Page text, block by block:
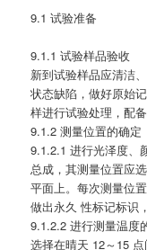
9.1 试验准备
9.1.1 试验样品验收
新到试验样品应清洁
状态缺陷，做好原始
样进行试验处理，配
9.1.2 测量位置的确定
9.1.2.1 进行光泽度、
总成，其测量位置应
平面上。每次测量位
做出永久 性标记标识
9.1.2.2 进行测量温度
选择在晴天 12～15